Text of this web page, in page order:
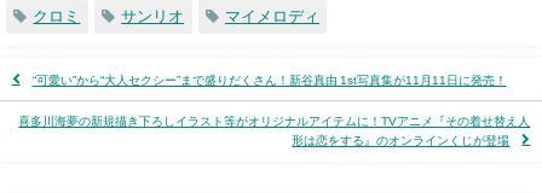
クロミ サンリオ マイメロディ
“可愛い”から“大人セクシー”まで盛りだくさん！新谷真由 1st写真集が11月11日に発売！
喜多川海夢の新規描き下ろしイラスト等がオリジナルアイテムに！TVアニメ『その着せ替え人
形は恋をする』のオンラインくじが登場